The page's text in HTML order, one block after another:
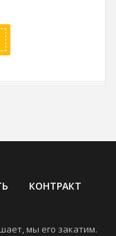
КОНТРАКТ
мы его закатим.